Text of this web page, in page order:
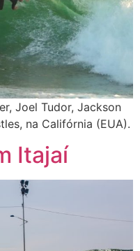
Joel Tudor, Jackson
na Califórnia (EUA).
Itajaí